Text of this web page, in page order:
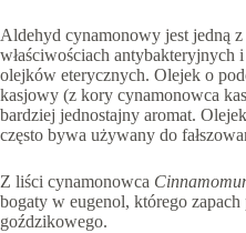
Aldehyd cynamonowy jest jedną
właściwościach antybakteryjnych
olejków eterycznych. Olejek o
kasjowy (z kory cynamonowca
bardziej jednostajny aromat.
często bywa używany do
Z liści cynamonowca
bogaty w eugenol, którego
goździkowego.